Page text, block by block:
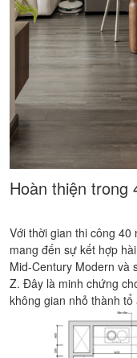
Hoàn thiện trong
Với thời gian thi công
mang đến sự kết hợp
Mid-Century Modern và
Z. Đây là minh chứng
không gian nhỏ thành